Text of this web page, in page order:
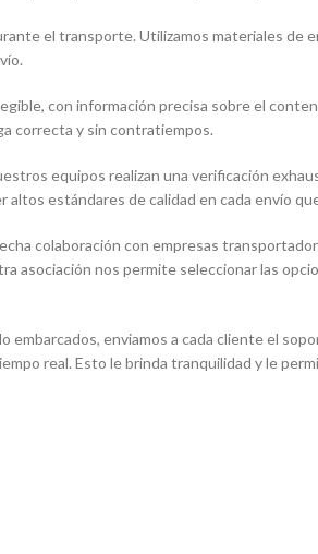
el transporte. Utilizamos materiales de
con información precisa sobre el
correcta y sin contratiempos.
equipos realizan una verificación
estándares de calidad en cada envío
colaboración con empresas
asociación nos permite seleccionar las
embarcados, enviamos a cada cliente el
real. Esto le brinda tranquilidad y le